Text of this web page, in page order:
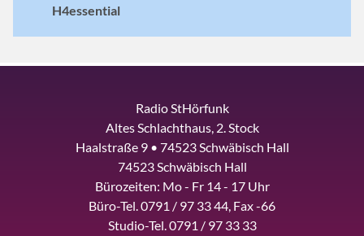
H4essential
Radio StHörfunk
Altes Schlachthaus, 2. Stock
Haalstraße 9 • 74523 Schwäbisch Hall
74523 Schwäbisch Hall
Bürozeiten: Mo - Fr 14 - 17 Uhr
Büro-Tel. 0791 / 97 33 44, Fax -66
Studio-Tel. 0791 / 97 33 33